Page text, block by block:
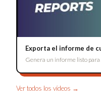
Exporta el informe de
Genera un informe listo para
Ver todos los vídeos →